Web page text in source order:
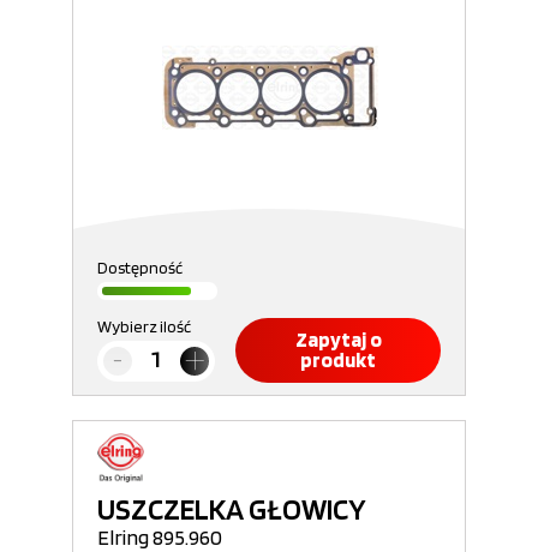
Dostępność
Wybierz ilość
Zapytaj o
produkt
USZCZELKA GŁOWICY
Elring 895.960